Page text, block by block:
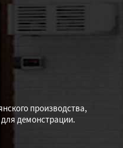
производства,
демонстрации.